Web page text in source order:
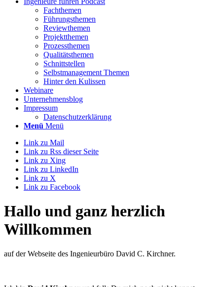
Fachthemen
Führungsthemen
Reviewthemen
Projektthemen
Prozessthemen
Qualitätsthemen
Schnittstellen
Selbstmanagement Themen
Hinter den Kulissen
Webinare
Unternehmensblog
Impressum
Datenschutzerklärung
Menü Menü
Link zu Mail
Link zu Rss dieser Seite
Link zu Xing
Link zu LinkedIn
Link zu X
Link zu Facebook
Hallo und ganz herzlich
Willkommen
auf der Webseite des Ingenieurbüro David C. Kirchner.